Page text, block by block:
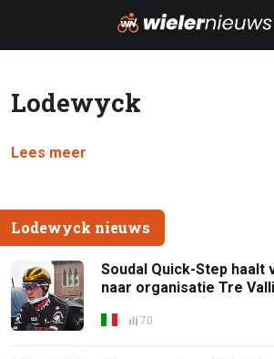
Lodewyck
Lees meer
Lodewyck nieuws
Soudal Quick-Step
naar organisatie Tre
70